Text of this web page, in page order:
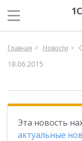
Главная Новости
18.06.2015
Эта новость
актуальные